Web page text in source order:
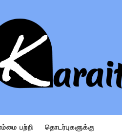
பற்றி தொடர்புகளுக்கு